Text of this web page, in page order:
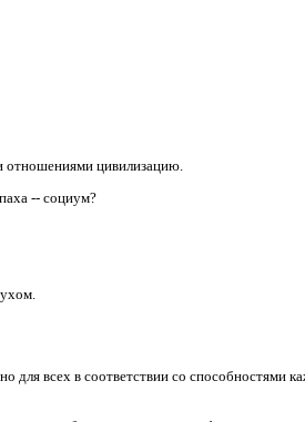
отношениями цивилизацию.
-- социум?
для всех в соответствии со способностями